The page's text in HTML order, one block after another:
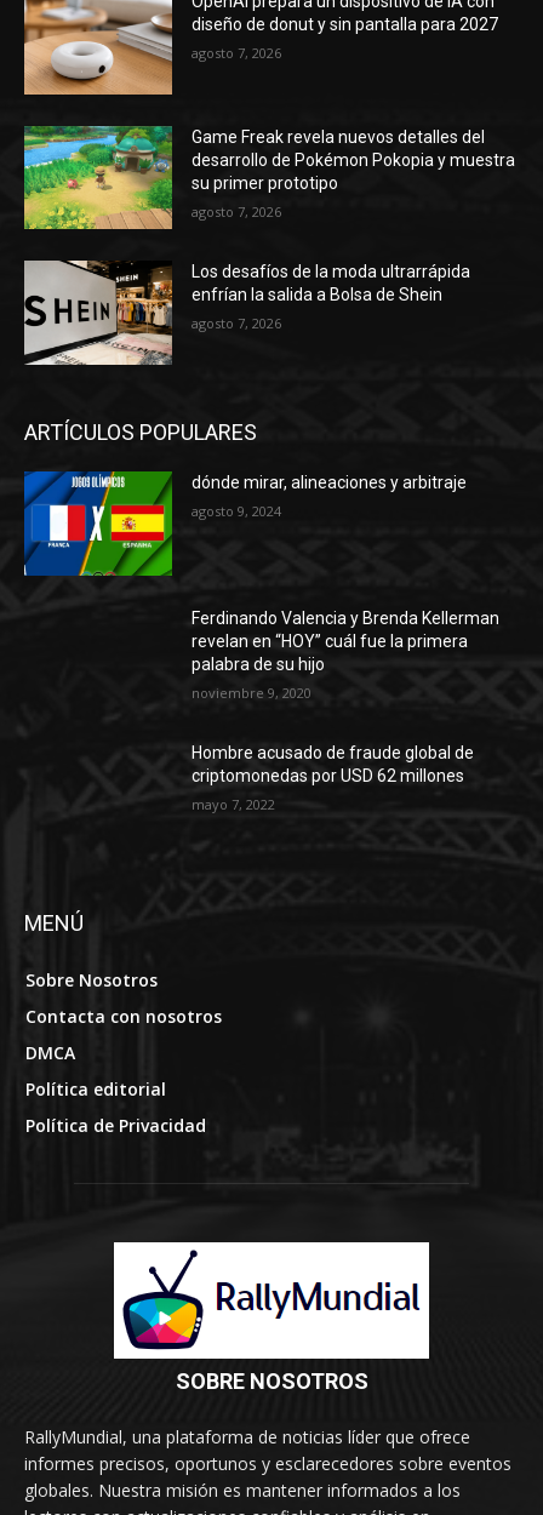
diseño de donut y sin pantalla para 2027
agosto 7, 2026
Game Freak revela nuevos detalles del
desarrollo de Pokémon Pokopia y muestra
su primer prototipo
agosto 7, 2026
Los desafíos de la moda ultrarrápida
enfrían la salida a Bolsa de Shein
agosto 7, 2026
ARTÍCULOS POPULARES
dónde mirar, alineaciones y arbitraje
agosto 9, 2024
Ferdinando Valencia y Brenda Kellerman
revelan en “HOY” cuál fue la primera
palabra de su hijo
noviembre 9, 2020
Hombre acusado de fraude global de
criptomonedas por USD 62 millones
mayo 7, 2022
MENÚ
Sobre Nosotros
Contacta con nosotros
DMCA
Política editorial
Política de Privacidad
SOBRE NOSOTROS
RallyMundial, una plataforma de noticias líder que ofrece
informes precisos, oportunos y esclarecedores sobre eventos
globales. Nuestra misión es mantener informados a los